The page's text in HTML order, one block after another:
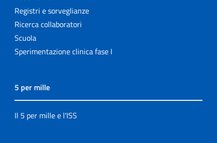
Registri e sorveglianze
Ricerca collaboratori
Scuola
Sperimentazione clinica fase I
5 per mille
Il 5 per mille e l'ISS